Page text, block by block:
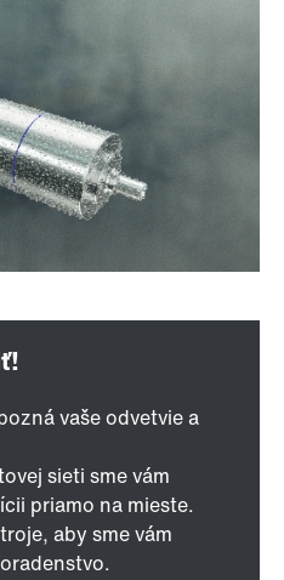
vaše odvetvie a
sieti sme vám
priamo na mieste.
aby sme vám